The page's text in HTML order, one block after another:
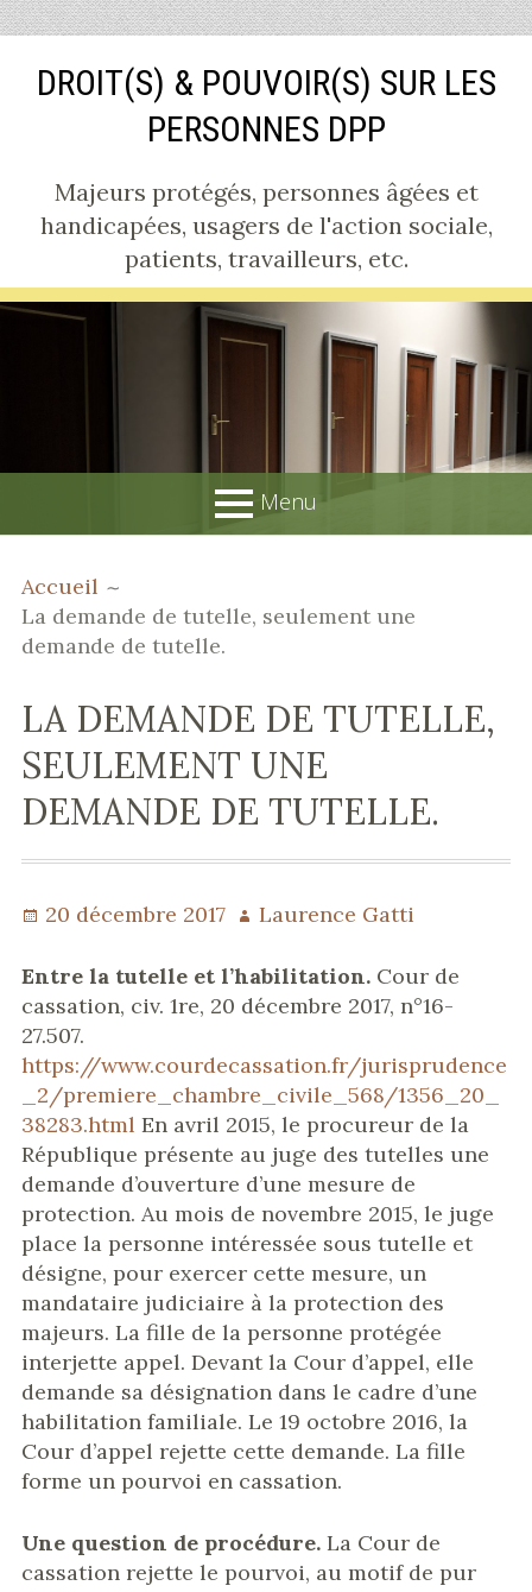
DROIT(S) & POUVOIR(S) SUR LES
PERSONNES DPP
Majeurs protégés, personnes âgées et
handicapées, usagers de l'action sociale,
patients, travailleurs, etc.
Menu
PRINCIPAL
Publications &
communications
Parcours professionnel
Mentions légales
D'ARIANE
Accueil
La demande de tutelle, seulement une
demande de tutelle.
LA DEMANDE DE TUTELLE,
SEULEMENT UNE
DEMANDE DE TUTELLE.
Publié
20 décembre 2017 Auteur
Laurence Gatti
Entre la tutelle et l’habilitation. Cour de
cassation, civ. 1re, 20 décembre 2017, n°16-
27.507.
https://www.courdecassation.fr/jurisprudence
_2/premiere_chambre_civile_568/1356_20_
38283.html En avril 2015, le procureur de la
République présente au juge des tutelles une
demande d’ouverture d’une mesure de
protection. Au mois de novembre 2015, le juge
place la personne intéressée sous tutelle et
désigne, pour exercer cette mesure, un
mandataire judiciaire à la protection des
majeurs. La fille de la personne protégée
interjette appel. Devant la Cour d’appel, elle
demande sa désignation dans le cadre d’une
habilitation familiale. Le 19 octobre 2016, la
Cour d’appel rejette cette demande. La fille
forme un pourvoi en cassation.
Une question de procédure.La Cour de
cassation rejette le pourvoi, au motif de pur